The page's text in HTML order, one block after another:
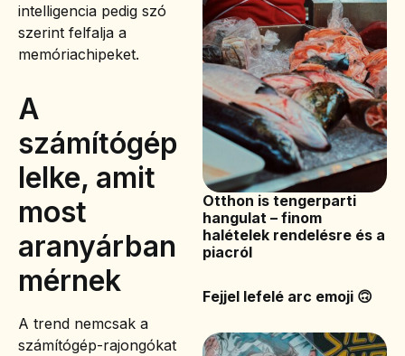
intelligencia pedig szó
szerint felfalja a
memóriachipeket.
A
számítógép
lelke, amit
most
aranyárban
mérnek
A trend nemcsak a
számítógép-rajongókat
Otthon is tengerparti
hangulat – finom
halételek rendelésre és a
piacról
Fejjel lefelé arc emoji 🙃